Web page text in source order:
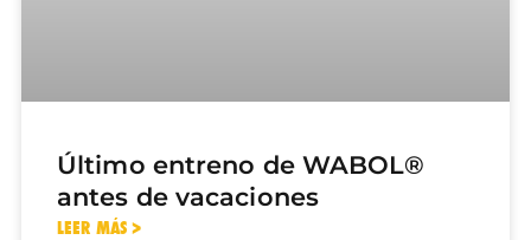
Último entreno de WABOL®
antes de vacaciones
LEER MÁS >